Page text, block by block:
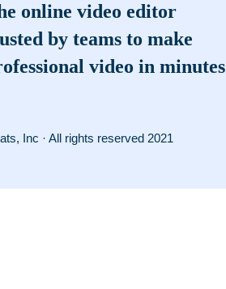
online video editor
by teams to make
video in minutes
Inc · All rights reserved 2021